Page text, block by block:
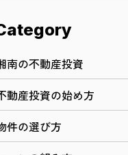
南の不動産投資
動産投資の始め方
件の選び方